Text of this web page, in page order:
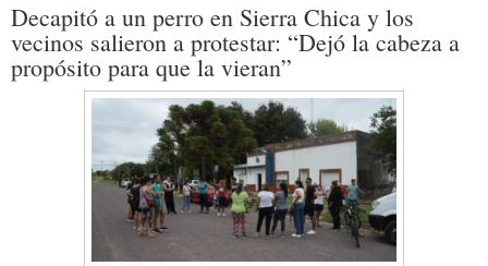
Decapitó a un perro en Sierra Chica y los
vecinos salieron a protestar: “Dejó la cabeza a
propósito para que la vieran”